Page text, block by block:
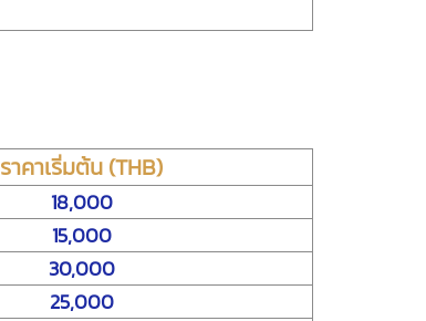
ราคาเริ่มต้น (THB)
18,000
15,000
30,000
25,000